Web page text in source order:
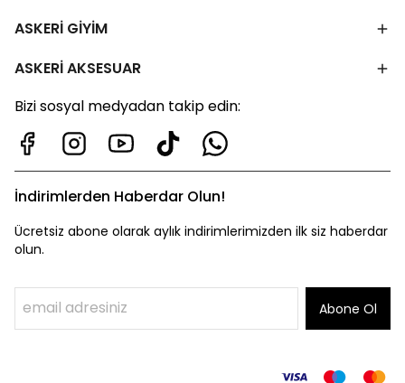
ASKERİ GİYİM
ASKERİ AKSESUAR
Bizi sosyal medyadan takip edin:
İndirimlerden Haberdar Olun!
Ücretsiz abone olarak aylık indirimlerimizden ilk siz haberdar
olun.
Abone Ol